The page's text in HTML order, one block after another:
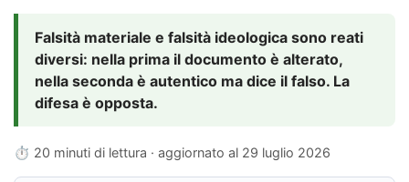
Falsità materiale e falsità ideologica sono reati
diversi: nella prima il documento è alterato,
nella seconda è autentico ma dice il falso. La
difesa è opposta.
⏱ 20 minuti di lettura · aggiornato al 29 luglio 2026